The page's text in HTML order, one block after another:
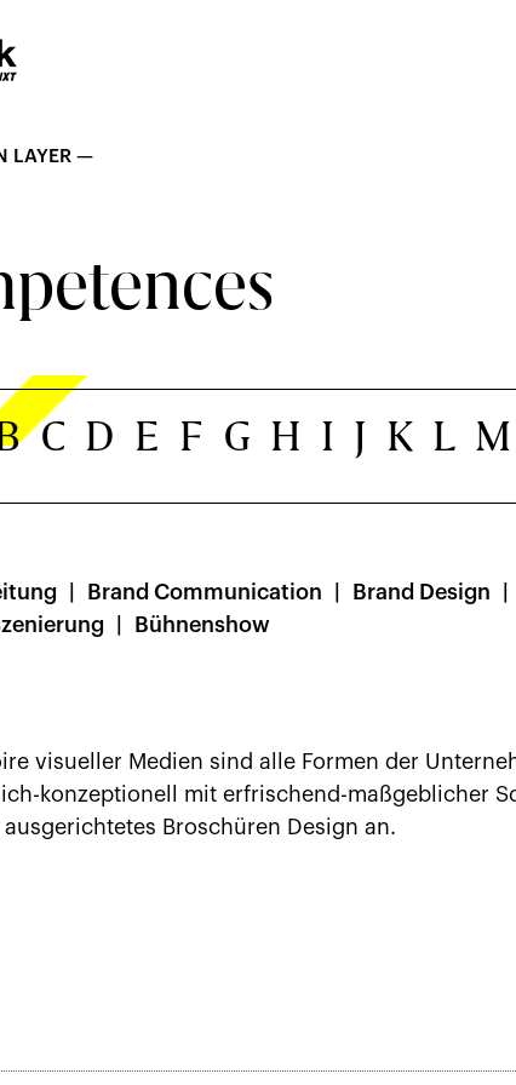
LAYER —
C D E F G H I J K L M
Brand Communication Brand Design
Bühnenshow
visueller Medien sind alle Formen der
konzeptionell mit erfrischend-maßgeblicher
Broschüren Design an.